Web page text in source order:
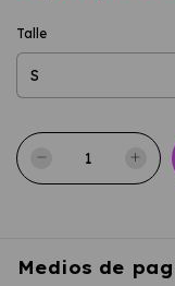
Talle
Medios de